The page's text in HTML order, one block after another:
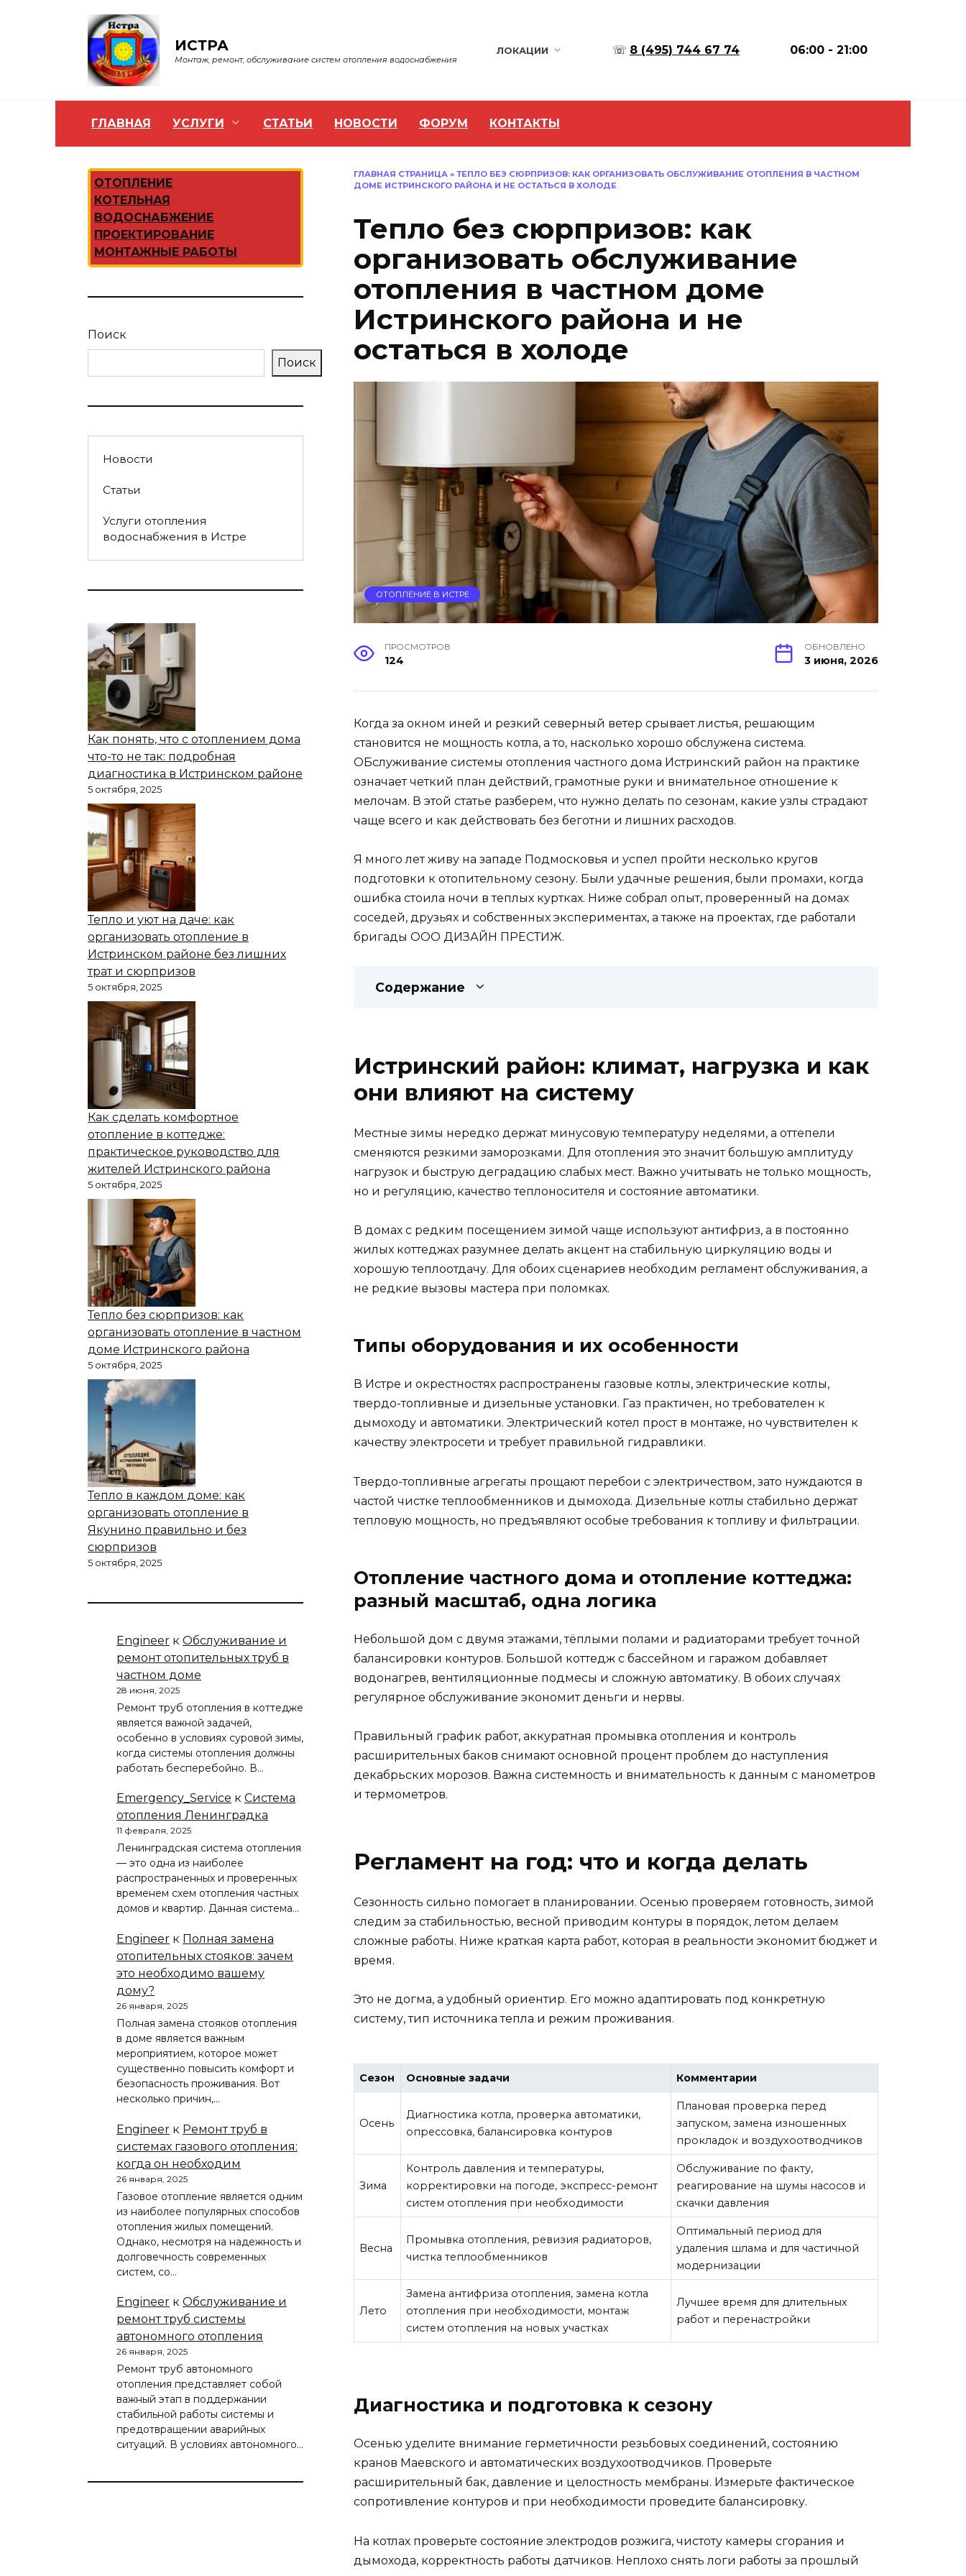
ИСТРА
Монтаж, ремонт, обслуживание систем отопления водоснабжения
ЛОКАЦИИ ☏ 8 (495) 744 67 74 06:00 - 21:00
ГЛАВНАЯ УСЛУГИ СТАТЬИ НОВОСТИ ФОРУМ КОНТАКТЫ
ГЛАВНАЯ СТРАНИЦА » ТЕПЛО БЕЗ СЮРПРИЗОВ: КАК ОРГАНИЗОВАТЬ ОБСЛУЖИВАНИЕ ОТОПЛЕНИЯ В ЧАСТНОМ
ДОМЕ ИСТРИНСКОГО РАЙОНА И НЕ ОСТАТЬСЯ В ХОЛОДЕ
Тепло без сюрпризов: как
организовать обслуживание
отопления в частном доме
Истринского района и не
остаться в холоде
ОТОПЛЕНИЕ В ИСТРЕ
ПРОСМОТРОВ
124
ОБНОВЛЕНО
3 июня, 2026
Когда за окном иней и резкий северный ветер срывает листья, решающим
становится не мощность котла, а то, насколько хорошо обслужена система.
ОБслуживание системы отопления частного дома Истринский район на практике
означает четкий план действий, грамотные руки и внимательное отношение к
мелочам. В этой статье разберем, что нужно делать по сезонам, какие узлы страдают
чаще всего и как действовать без беготни и лишних расходов.
Я много лет живу на западе Подмосковья и успел пройти несколько кругов
подготовки к отопительному сезону. Были удачные решения, были промахи, когда
ошибка стоила ночи в теплых куртках. Ниже собрал опыт, проверенный на домах
соседей, друзьях и собственных экспериментах, а также на проектах, где работали
бригады ООО ДИЗАЙН ПРЕСТИЖ.
Содержание
Истринский район: климат, нагрузка и как
они влияют на систему
Местные зимы нередко держат минусовую температуру неделями, а оттепели
сменяются резкими заморозками. Для отопления это значит большую амплитуду
нагрузок и быструю деградацию слабых мест. Важно учитывать не только мощность,
но и регуляцию, качество теплоносителя и состояние автоматики.
В домах с редким посещением зимой чаще используют антифриз, а в постоянно
жилых коттеджах разумнее делать акцент на стабильную циркуляцию воды и
хорошую теплоотдачу. Для обоих сценариев необходим регламент обслуживания, а
не редкие вызовы мастера при поломках.
Типы оборудования и их особенности
В Истре и окрестностях распространены газовые котлы, электрические котлы,
твердо-топливные и дизельные установки. Газ практичен, но требователен к
дымоходу и автоматики. Электрический котел прост в монтаже, но чувствителен к
качеству электросети и требует правильной гидравлики.
Твердо-топливные агрегаты прощают перебои с электричеством, зато нуждаются в
частой чистке теплообменников и дымохода. Дизельные котлы стабильно держат
тепловую мощность, но предъявляют особые требования к топливу и фильтрации.
Отопление частного дома и отопление коттеджа:
разный масштаб, одна логика
Небольшой дом с двумя этажами, тёплыми полами и радиаторами требует точной
балансировки контуров. Большой коттедж с бассейном и гаражом добавляет
водонагрев, вентиляционные подмесы и сложную автоматику. В обоих случаях
регулярное обслуживание экономит деньги и нервы.
Правильный график работ, аккуратная промывка отопления и контроль
расширительных баков снимают основной процент проблем до наступления
декабрьских морозов. Важна системность и внимательность к данным с манометров
и термометров.
Регламент на год: что и когда делать
Сезонность сильно помогает в планировании. Осенью проверяем готовность, зимой
следим за стабильностью, весной приводим контуры в порядок, летом делаем
сложные работы. Ниже краткая карта работ, которая в реальности экономит бюджет и
время.
Это не догма, а удобный ориентир. Его можно адаптировать под конкретную
систему, тип источника тепла и режим проживания.
Сезон Основные задачи Комментарии
Осень
Диагностика котла, проверка автоматики,
опрессовка, балансировка контуров
Плановая проверка перед
запуском, замена изношенных
прокладок и воздухоотводчиков
Зима
Контроль давления и температуры,
корректировки на погоде, экспресс-ремонт
систем отопления при необходимости
Обслуживание по факту,
реагирование на шумы насосов и
скачки давления
Весна
Промывка отопления, ревизия радиаторов,
чистка теплообменников
Оптимальный период для
удаления шлама и для частичной
модернизации
Лето
Замена антифриза отопления, замена котла
отопления при необходимости, монтаж
систем отопления на новых участках
Лучшее время для длительных
работ и перенастройки
Диагностика и подготовка к сезону
Осенью уделите внимание герметичности резьбовых соединений, состоянию
кранов Маевского и автоматических воздухоотводчиков. Проверьте
расширительный бак, давление и целостность мембраны. Измерьте фактическое
сопротивление контуров и при необходимости проведите балансировку.
На котлах проверьте состояние электродов розжига, чистоту камеры сгорания и
дымохода, корректность работы датчиков. Неплохо снять логи работы за прошлый
ОТОПЛЕНИЕ
КОТЕЛЬНАЯ
ВОДОСНАБЖЕНИЕ
ПРОЕКТИРОВАНИЕ
МОНТАЖНЫЕ РАБОТЫ
Поиск
Поиск
Новости
Статьи
Услуги отопления
водоснабжения в Истре
Как понять, что с отоплением дома
что-то не так: подробная
диагностика в Истринском районе
5 октября, 2025
Тепло и уют на даче: как
организовать отопление в
Истринском районе без лишних
трат и сюрпризов
5 октября, 2025
Как сделать комфортное
отопление в коттедже:
практическое руководство для
жителей Истринского района
5 октября, 2025
Тепло без сюрпризов: как
организовать отопление в частном
доме Истринского района
5 октября, 2025
Тепло в каждом доме: как
организовать отопление в
Якунино правильно и без
сюрпризов
5 октября, 2025
Engineer к Обслуживание и
ремонт отопительных труб в
частном доме
28 июня, 2025
Ремонт труб отопления в коттедже
является важной задачей,
особенно в условиях суровой зимы,
когда системы отопления должны
работать бесперебойно. В…
Emergency_Service к Система
отопления Ленинградка
11 февраля, 2025
Ленинградская система отопления
— это одна из наиболее
распространенных и проверенных
временем схем отопления частных
домов и квартир. Данная система…
Engineer к Полная замена
отопительных стояков: зачем
это необходимо вашему
дому?
26 января, 2025
Полная замена стояков отопления
в доме является важным
мероприятием, которое может
существенно повысить комфорт и
безопасность проживания. Вот
несколько причин,…
Engineer к Ремонт труб в
системах газового отопления:
когда он необходим
26 января, 2025
Газовое отопление является одним
из наиболее популярных способов
отопления жилых помещений.
Однако, несмотря на надежность и
долговечность современных
систем, со…
Engineer к Обслуживание и
ремонт труб системы
автономного отопления
26 января, 2025
Ремонт труб автономного
отопления представляет собой
важный этап в поддержании
стабильной работы системы и
предотвращении аварийных
ситуаций. В условиях автономного…